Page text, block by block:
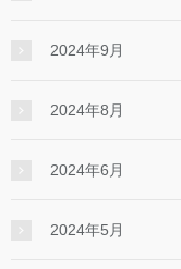
2024年9月
2024年8月
2024年6月
2024年5月